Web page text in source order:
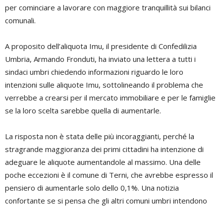
per cominciare a lavorare con maggiore tranquillità sui bilanci
comunali.
A proposito dell’aliquota Imu, il presidente di Confedilizia
Umbria, Armando Fronduti, ha inviato una lettera a tutti i
sindaci umbri chiedendo informazioni riguardo le loro
intenzioni sulle aliquote Imu, sottolineando il problema che
verrebbe a crearsi per il mercato immobiliare e per le famiglie
se la loro scelta sarebbe quella di aumentarle.
La risposta non è stata delle più incoraggianti, perché la
stragrande maggioranza dei primi cittadini ha intenzione di
adeguare le aliquote aumentandole al massimo. Una delle
poche eccezioni è il comune di Terni, che avrebbe espresso il
pensiero di aumentarle solo dello 0,1%. Una notizia
confortante se si pensa che gli altri comuni umbri intendono